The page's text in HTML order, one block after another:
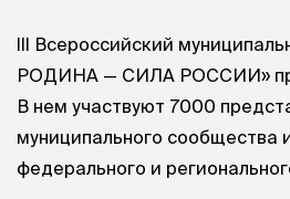
III Всероссийский
РОДИНА — СИЛА РОССИИ»
В нем участвуют 7000
муниципального сообщества
федерального и